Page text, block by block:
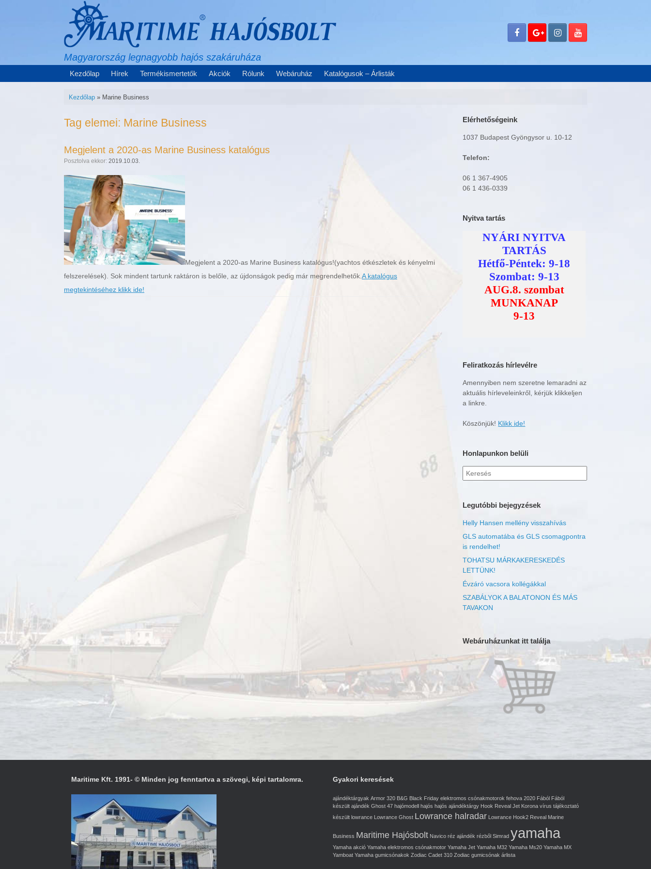
Magyarország legnagyobb hajós szakáruháza
Kezdőlap Hírek Termékismertetők Akciók Rólunk Webáruház Katalógusok – Árlisták
Kezdőlap» Marine Business
Tag elemei: Marine Business
Megjelent a 2020-as Marine Business katalógus
Posztolva ekkor: 2019.10.03.
Megjelent a 2020-as Marine Business katalógus!(yachtos étkészletek és kényelmi
felszerelések). Sok mindent tartunk raktáron is belőle, az újdonságok pedig már megrendelhetők. A katalógus
megtekintéséhez klikk ide!
Elérhetőségeink
1037 Budapest Gyöngysor u. 10-12
Telefon:
06 1 367-4905
06 1 436-0339
Nyitva tartás
Feliratkozás hírlevélre
Amennyiben nem szeretne lemaradni az
aktuális hírleveleinkről, kérjük klikkeljen
a linkre.
Köszönjük! Klikk ide!
Honlapunkon belüli
Keresés
erre:
Legutóbbi bejegyzések
Helly Hansen mellény visszahívás
GLS automatába és GLS csomagpontra
is rendelhet!
TOHATSU MÁRKAKERESKEDÉS
LETTÜNK!
Évzáró vacsora kollégákkal
SZABÁLYOK A BALATONON ÉS MÁS
TAVAKON
Webáruházunkat itt találja
Maritime Kft. 1991- © Minden jog fenntartva a szövegi, képi tartalomra. Gyakori keresések
ajándéktárgyak Armor 320 B&G Black Friday elektromos csónakmotorok fehova 2020 Fából Fából
készült ajándék Ghost 47 hajómodell hajós hajós ajándéktárgy Hook Reveal Jet Korona vírus tájékoztató
készült lowrance Lowrance Ghost Lowrance halradar Lowrance Hook2 Reveal Marine
Business Maritime Hajósbolt Navico réz ajándék rézből Simrad yamaha
Yamaha akció Yamaha elektromos csónakmotor Yamaha Jet Yamaha M32 Yamaha Ms20 Yamaha MX
Yamboat Yamaha gumicsónakok Zodiac Cadet 310 Zodiac gumicsónak árlista